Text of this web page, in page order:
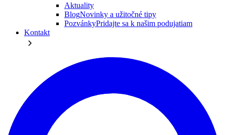
Aktuality
BlogNovinky a užitočné tipy
PozvánkyPridajte sa k našim podujatiam
Kontakt